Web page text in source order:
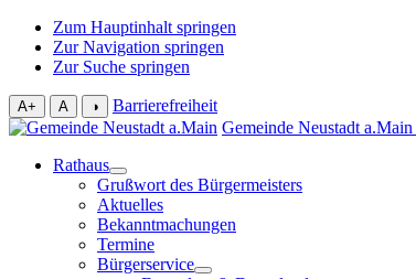
Zum Hauptinhalt springen
Zur Navigation springen
Zur Suche springen
A+ A ◑
Barrierefreiheit
Gemeinde Neustadt a.Main
Rathaus
Grußwort des Bürgermeisters
Aktuelles
Bekanntmachungen
Termine
Bürgerservice